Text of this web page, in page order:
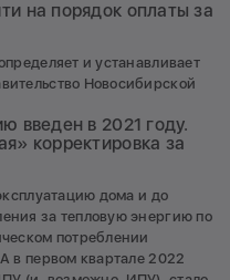
на порядок оплаты за
и устанавливает
Новосибирской
введен в 2021 году.
корректировка за
дома и до
за тепловую энергию по
потреблении
в первом квартале 2022